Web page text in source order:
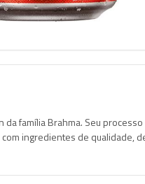
da família Brahma. Seu
ingredientes de qualidade,